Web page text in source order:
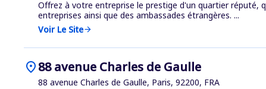
Offrez à votre entreprise le prestige d'un quartier réputé,
entreprises ainsi que des ambassades étrangères. ...
Voir Le Sitearrow_forward
location_on88 avenue Charles de Gaulle
88 avenue Charles de Gaulle, Paris, 92200, FRA